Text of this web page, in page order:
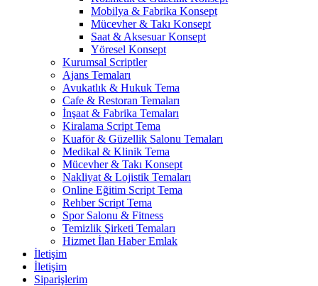
Mobilya & Fabrika Konsept
Mücevher & Takı Konsept
Saat & Aksesuar Konsept
Yöresel Konsept
Kurumsal Scriptler
Ajans Temaları
Avukatlık & Hukuk Tema
Cafe & Restoran Temaları
İnşaat & Fabrika Temaları
Kiralama Script Tema
Kuaför & Güzellik Salonu Temaları
Medikal & Klinik Tema
Mücevher & Takı Konsept
Nakliyat & Lojistik Temaları
Online Eğitim Script Tema
Rehber Script Tema
Spor Salonu & Fitness
Temizlik Şirketi Temaları
Hizmet İlan Haber Emlak
İletişim
İletişim
Siparişlerim